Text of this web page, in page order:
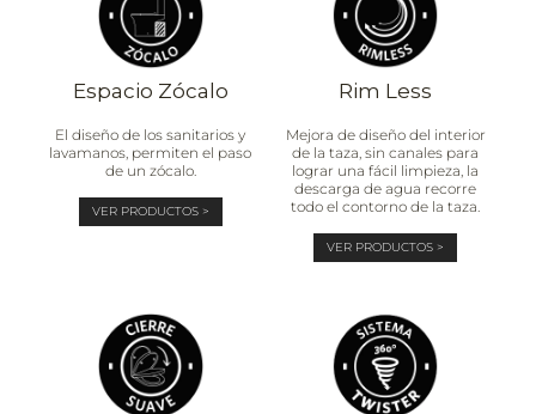
Espacio Zócalo
El diseño de los sanitarios y
lavamanos, permiten el paso
de un zócalo.
VER PRODUCTOS >
Rim Less
Mejora de diseño del interior
de la taza, sin canales para
lograr una fácil limpieza, la
descarga de agua recorre
todo el contorno de la taza.
VER PRODUCTOS >